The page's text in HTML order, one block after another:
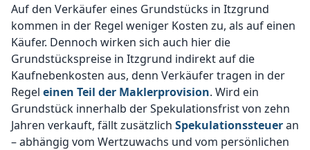
Auf den Verkäufer eines Grundstücks in Itzgrund
kommen in der Regel weniger Kosten zu, als auf einen
Käufer. Dennoch wirken sich auch hier die
Grundstückspreise in Itzgrund indirekt auf die
Kaufnebenkosten aus, denn Verkäufer tragen in der
Regel einen Teil der Maklerprovision. Wird ein
Grundstück innerhalb der Spekulationsfrist von zehn
Jahren verkauft, fällt zusätzlich Spekulationssteueran
– abhängig vom Wertzuwachs und vom persönlichen